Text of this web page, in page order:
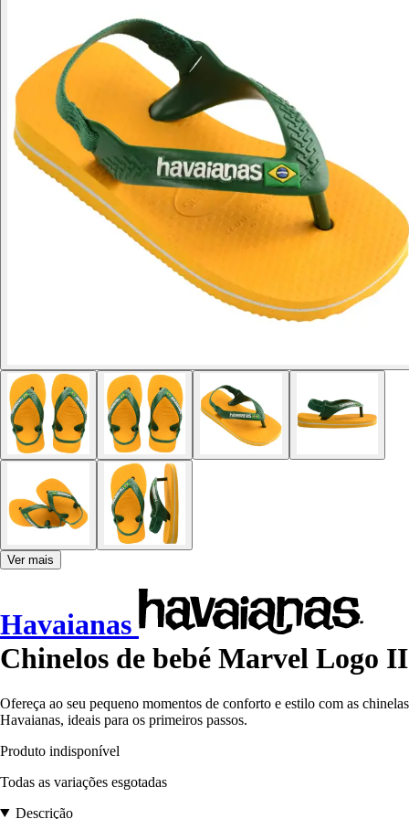
Ver mais
Havaianas
Chinelos de bebé Marvel Logo II
Ofereça ao seu pequeno momentos de conforto e estilo com as chinelas
Havaianas, ideais para os primeiros passos.
Produto indisponível
Todas as variações esgotadas
Descrição